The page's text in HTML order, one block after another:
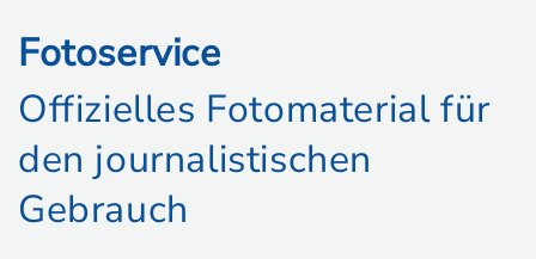
Fotoservice
Offizielles Fotomaterial für
den journalistischen
Gebrauch